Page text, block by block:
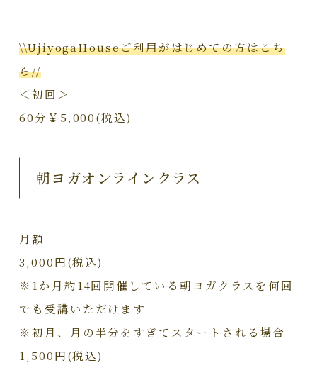
\\UjiyogaHouseご利用がはじめての方はこち
ら//
＜初回＞
60分￥5,000(税込)
朝ヨガオンラインクラス
月額
3,000円(税込)
※1か月約14回開催している朝ヨガクラスを何回
でも受講いただけます
※初月、月の半分をすぎてスタートされる場合
1,500円(税込)